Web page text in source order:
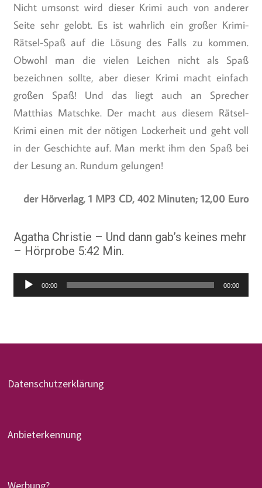
Nicht umsonst wird dieser Krimi auch von anderer
Seite sehr gelobt. Es ist wahrlich ein großer Krimi-
Rätsel-Spaß auf die Lösung des Falls zu kommen.
Obwohl man die vielen Leichen nicht als Spaß
bezeichnen sollte, aber dieser Krimi macht einfach
großen Spaß! Und das liegt auch an Sprecher
Matthias Matschke. Der macht aus diesem Rätsel-
Krimi einen mit der nötigen Lockerheit und geht voll
in der Geschichte auf. Man merkt ihm den Spaß bei
der Lesung an. Rundum gelungen!
der Hörverlag, 1 MP3 CD, 402 Minuten; 12,00 Euro
Agatha Christie – Und dann gab’s keines mehr
– Hörprobe 5:42 Min.
Audio-
Player
00:00 00:00
Datenschutzerklärung
Anbieterkennung